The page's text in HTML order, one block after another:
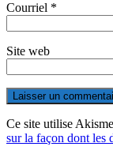
Courriel *
Site web
Ce site utilise
sur la façon dont les